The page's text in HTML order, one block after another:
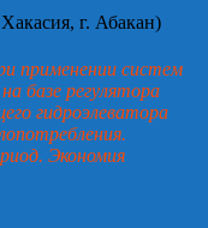
г. Абакан)
применении систем
базе регулятора
гидроэлеватора
Экономия